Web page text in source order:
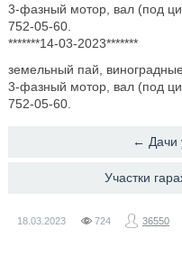
3-фазный мотор, вал (под
752-05-60.
*******14-03-2023*******
земельный пай,
3-фазный мотор, вал (под
752-05-60.
← Дачи
Участки
18.03.2023 724 36550